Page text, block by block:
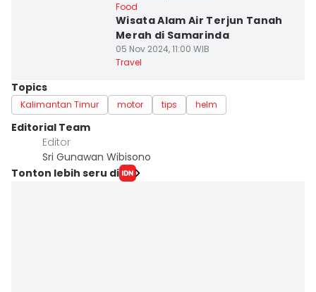
Food
Wisata Alam Air Terjun Tanah
Merah di Samarinda
05 Nov 2024, 11:00 WIB
Travel
Topics
Kalimantan Timur motor tips helm
Editorial Team
Editor
Sri Gunawan Wibisono
Tonton lebih seru di